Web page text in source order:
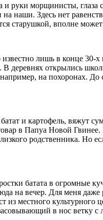
руки морщинисты,
Здесь нет
старушкой, вполне
лишь в конце
деревнях открылись
на похоронах.
и картофель, вяжут
в Папуа Новой
родственника. Но
батата в огромные
на вечер. Для меня
местного
в нос